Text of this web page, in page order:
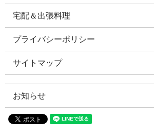
宅配＆出張料理
プライバシーポリシー
サイトマップ
お知らせ